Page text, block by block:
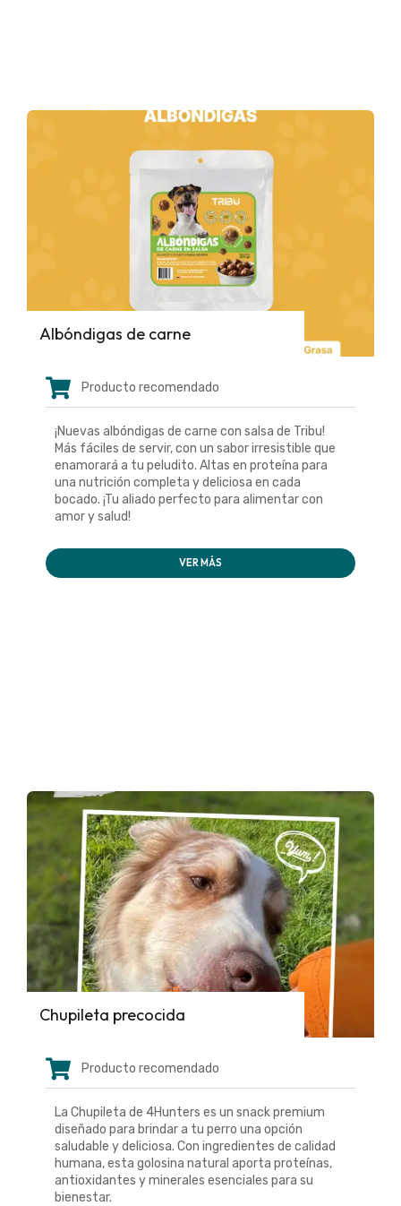
Albóndigas de carne
Producto recomendado
¡Nuevas albóndigas de carne con salsa de Tribu!
Más fáciles de servir, con un sabor irresistible que
enamorará a tu peludito. Altas en proteína para
una nutrición completa y deliciosa en cada
bocado. ¡Tu aliado perfecto para alimentar con
amor y salud!
VER MÁS
Chupileta precocida
Producto recomendado
La Chupileta de 4Hunters es un snack premium
diseñado para brindar a tu perro una opción
saludable y deliciosa. Con ingredientes de calidad
humana, esta golosina natural aporta proteínas,
antioxidantes y minerales esenciales para su
bienestar.